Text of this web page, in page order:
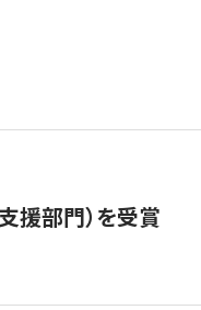
援部門）を受賞